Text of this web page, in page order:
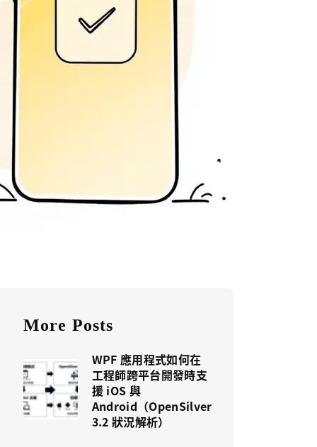
More Posts
WPF 應用程式如何在
工程師跨平台開發時支
援 iOS 與
Android（OpenSilver
3.2 狀況解析）